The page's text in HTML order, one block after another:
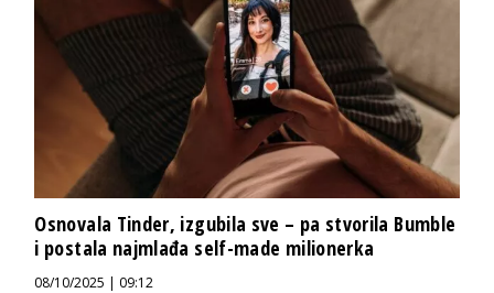
Osnovala Tinder, izgubila sve – pa stvorila Bumble
i postala najmlađa self-made milionerka
08/10/2025 | 09:12